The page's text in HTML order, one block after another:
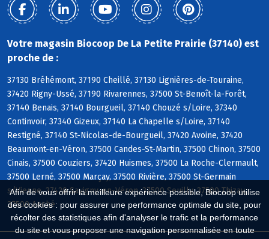
Afin de vous offrir la meilleure expérience possible, Biocoop utilise
des cookies : pour assurer une performance optimale du site, pour
récolter des statistiques afin d'analyser le trafic et la performance
du site et vous proposer une navigation personnalisée en toute
Votre magasin Biocoop De La Petite Prairie (37140) est
proche de :
37130 Bréhémont, 37190 Cheillé, 37130 Lignières-de-Touraine,
37420 Rigny-Ussé, 37190 Rivarennes, 37500 St-Benoît-la-Forêt,
37140 Benais, 37140 Bourgueil, 37140 Chouzé s/Loire, 37340
Continvoir, 37340 Gizeux, 37140 La Chapelle s/Loire, 37140
Restigné, 37140 St-Nicolas-de-Bourgueil, 37420 Avoine, 37420
Beaumont-en-Véron, 37500 Candes-St-Martin, 37500 Chinon, 37500
Cinais, 37500 Couziers, 37420 Huismes, 37500 La Roche-Clermault,
37500 Lerné, 37500 Marçay, 37500 Rivière, 37500 St-Germain
s/Vienne, 37420 Savigny-en-Véron, 37500 Seuilly, 37500 Thizay,
37500 Anché